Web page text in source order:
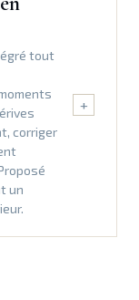
tout
corriger
un
+